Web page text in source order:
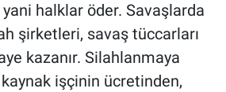
halklar öder. Savaşlarda
şirketleri, savaş tüccarları
kazanır. Silahlanmaya
işçinin ücretinden,